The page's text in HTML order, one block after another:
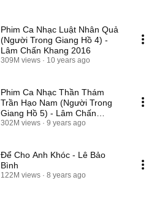
Phim Ca Nhạc Luật Nhân Quả
(Người Trong Giang Hồ 4) -
Lâm Chấn Khang 2016
309M views 10 years ago
Phim Ca Nhạc Thần Thám
Trần Hạo Nam (Người Trong
Giang Hồ 5) - Lâm Chấn
Khang 2017
302M views 9 years ago
Để Cho Anh Khóc - Lê Bảo
Bình
122M views 8 years ago